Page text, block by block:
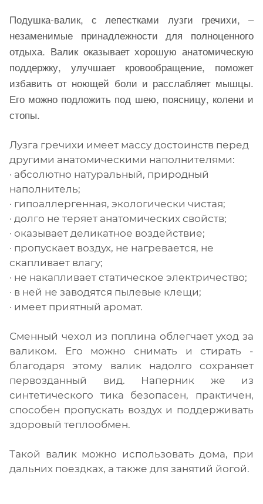
Подушка-валик, с лепестками лузги гречихи, –
незаменимые принадлежности для полноценного
отдыха. Валик оказывает хорошую анатомическую
поддержку, улучшает кровообращение, поможет
избавить от ноющей боли и расслабляет мышцы.
Его можно подложить под шею, поясницу, колени и
стопы.
Лузга гречихи имеет массу достоинств перед
другими анатомическими наполнителями:
· абсолютно натуральный, природный
наполнитель;
· гипоаллергенная, экологически чистая;
· долго не теряет анатомических свойств;
· оказывает деликатное воздействие;
· пропускает воздух, не нагревается, не
скапливает влагу;
· не накапливает статическое электричество;
· в ней не заводятся пылевые клещи;
· имеет приятный аромат.
Сменный чехол из поплина облегчает уход за
валиком. Его можно снимать и стирать -
благодаря этому валик надолго сохраняет
первозданный вид. Наперник же из
синтетического тика безопасен, практичен,
способен пропускать воздух и поддерживать
здоровый теплообмен.
Такой валик можно использовать дома, при
дальних поездках, а также для занятий йогой.